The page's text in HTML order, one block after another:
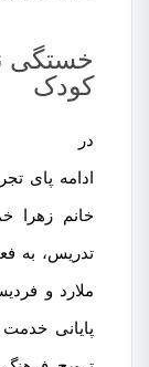
خستگی
کودک
در
ادامه پای
تدریس، به
ملارد و
پایانی